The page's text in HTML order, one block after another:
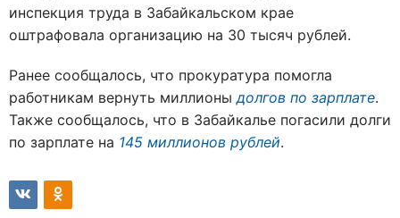
инспекция труда в Забайкальском крае
оштрафовала организацию на 30 тысяч рублей.
Ранее сообщалось, что прокуратура помогла
работникам вернуть миллионы долгов по зарплате.
Также сообщалось, что в Забайкалье погасили долги
по зарплате на 145 миллионов рублей.